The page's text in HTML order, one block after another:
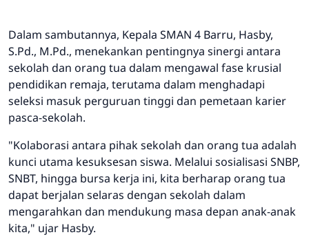
Dalam sambutannya, Kepala SMAN 4 Barru, Hasby,
S.Pd., M.Pd., menekankan pentingnya sinergi antara
sekolah dan orang tua dalam mengawal fase krusial
pendidikan remaja, terutama dalam menghadapi
seleksi masuk perguruan tinggi dan pemetaan karier
pasca-sekolah.
"Kolaborasi antara pihak sekolah dan orang tua adalah
kunci utama kesuksesan siswa. Melalui sosialisasi SNBP,
SNBT, hingga bursa kerja ini, kita berharap orang tua
dapat berjalan selaras dengan sekolah dalam
mengarahkan dan mendukung masa depan anak-anak
kita," ujar Hasby.